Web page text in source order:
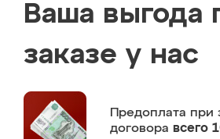
Ваша выгода
заказе у нас
Предоплата при
договора всего